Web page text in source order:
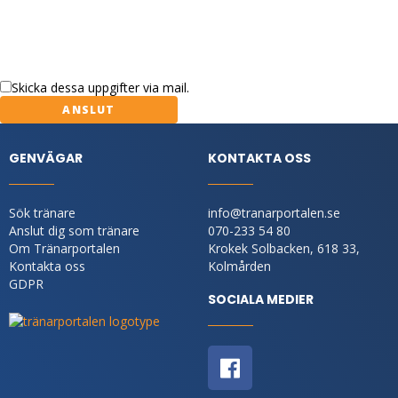
Skicka dessa uppgifter via mail.
GENVÄGAR
Sök tränare
Anslut dig som tränare
Om Tränarportalen
Kontakta oss
GDPR
KONTAKTA OSS
info@tranarportalen.se
070-233 54 80
Krokek Solbacken, 618 33,
Kolmården
SOCIALA MEDIER